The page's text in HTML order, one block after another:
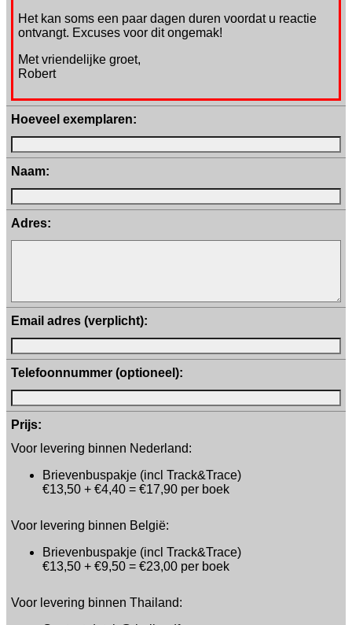
Het kan soms een paar dagen duren voordat u reactie
ontvangt. Excuses voor dit ongemak!
Met vriendelijke groet,
Robert
Hoeveel exemplaren:
Naam:
Adres:
Email adres (verplicht):
Telefoonnummer (optioneel):
Prijs:
Voor levering binnen Nederland:
Brievenbuspakje (incl Track&Trace)
€13,50 + €4,40 = €17,90 per boek
Voor levering binnen België:
Brievenbuspakje (incl Track&Trace)
€13,50 + €9,50 = €23,00 per boek
Voor levering binnen Thailand: